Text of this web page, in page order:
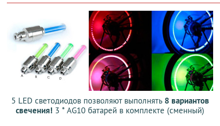
5 LED светодиодов позволяют выполнять 8 вариантов
свечения! 3 * AG10 батарей в комплекте (сменный)